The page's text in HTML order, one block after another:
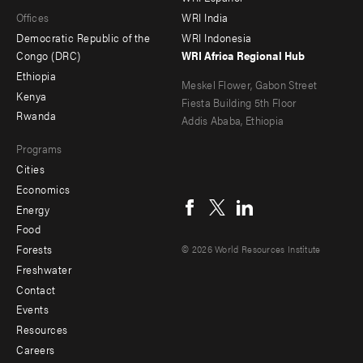
menu
-
secondary
Offices
Democratic Republic of the
Congo (DRC)
Ethiopia
Kenya
Rwanda
Programs
Cities
Economics
Energy
Food
Forests
Freshwater
Footer
menu
Contact
Events
Resources
Careers
WRI India
WRI Indonesia
WRI Africa Regional Hub
Meskel Flower, Gabon Street
Fiesta Building 5th Floor
Addis Ababa, Ethiopia
menu
© 2026 World Resources Institute